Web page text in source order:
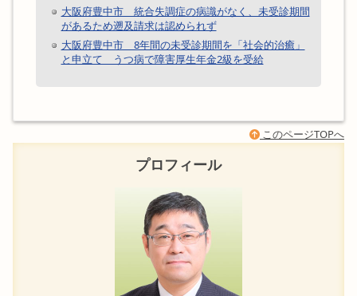
大阪府豊中市 統合失調症の病識がなく、未受診期間
があるため遡及請求は認められず
大阪府豊中市 8年間の未受診期間を「社会的治癒」
と申立て うつ病で障害厚生年金2級を受給
このページTOPへ
プロフィール